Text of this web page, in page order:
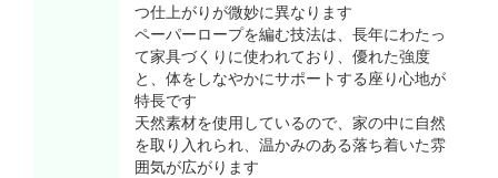
つ仕上がりが微妙に異なります
ペーパーロープを編む技法は、長年にわたっ
て家具づくりに使われており、優れた強度
と、体をしなやかにサポートする座り心地が
特長です
天然素材を使用しているので、家の中に自然
を取り入れられ、温かみのある落ち着いた雰
囲気が広がります